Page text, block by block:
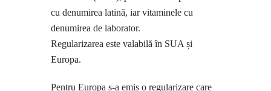
cu denumirea latină, iar vitaminele cu
denumirea de laborator.
Regularizarea este valabilă în SUA și
Europa.
Pentru Europa s-a emis o regularizare care